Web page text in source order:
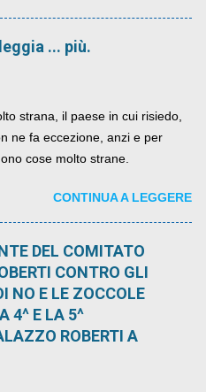
... più.
strana, il paese in cui risiedo,
ne fa eccezione, anzi e per
cose molto strane.
CONTINUA A LEGGERE
DEL COMITATO
CONTRO GLI
NO E LE ZOCCOLE
4^ E LA 5^
ROBERTI A